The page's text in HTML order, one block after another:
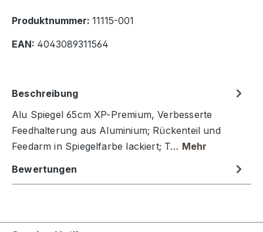
Produktnummer: 11115-001
EAN: 4043089311564
Beschreibung
Alu Spiegel 65cm XP-Premium, Verbesserte
Feedhalterung aus Aluminium; Rückenteil und
Feedarm in Spiegelfarbe lackiert; T… Mehr
Bewertungen